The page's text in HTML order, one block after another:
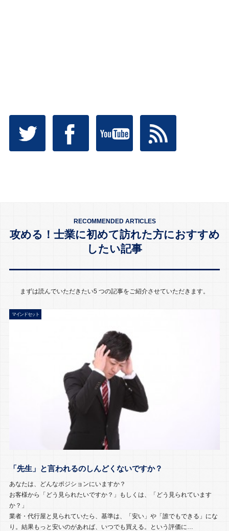
RECOMMENDED ARTICLES
攻める！士業に初めて訪れた方におすすめ
したい記事
まずは読んでいただきたい5 つの記事をご紹介させていただきます。
マインドセット
「先生」と言われるのしんどくないですか？
あなたは、どんなポジションにいますか？
お客様から「どう見られたいですか？」もしくは、「どう見られています
か？」
業者・代行屋と見られていたら、基準は、「安い」や「誰でもできる」にな
り。結果もっと安いのがあれば、いつでも買える。という評価に…